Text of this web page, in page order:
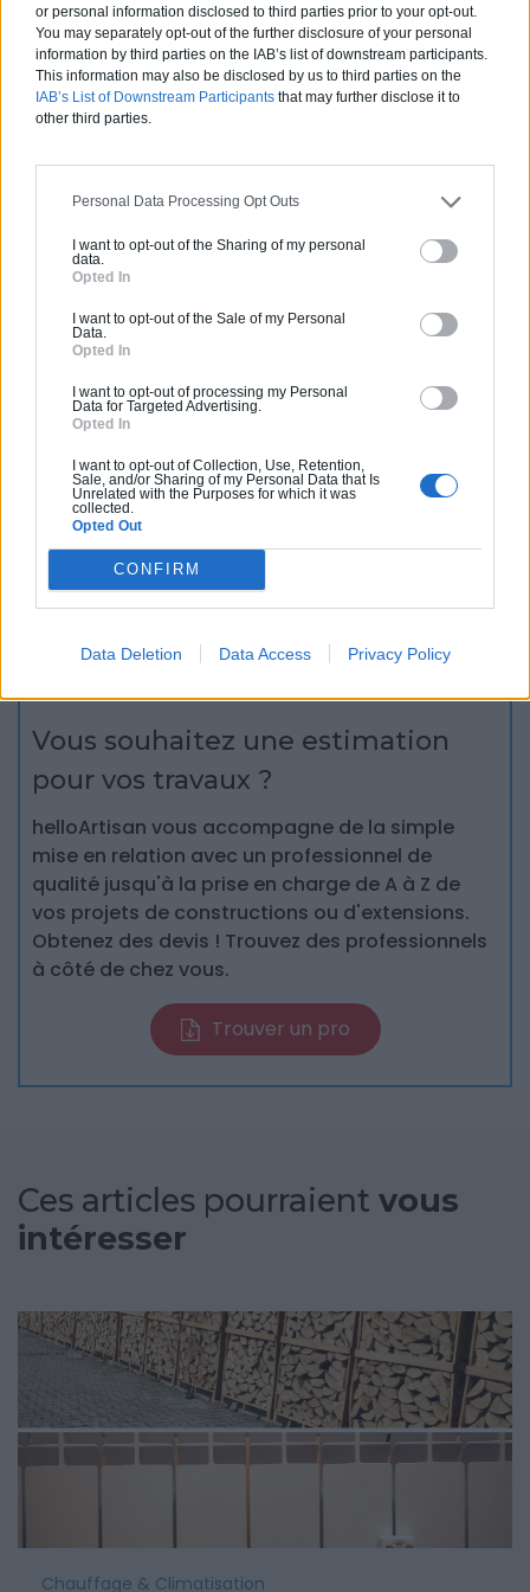
or personal information disclosed to third parties prior to your opt-out.
You may separately opt-out of the further disclosure of your personal
information by third parties on the IAB’s list of downstream participants.
This information may also be disclosed by us to third parties on the
IAB’s List of Downstream Participants that may further disclose it to
other third parties.
Personal Data Processing Opt Outs
I want to opt-out of the Sharing of my personal
data.
Opted In
I want to opt-out of the Sale of my Personal
Data.
Opted In
I want to opt-out of processing my Personal
Data for Targeted Advertising.
Opted In
I want to opt-out of Collection, Use, Retention,
Sale, and/or Sharing of my Personal Data that Is
Unrelated with the Purposes for which it was
collected.
Opted Out
CONFIRM
Data Deletion Data Access Privacy Policy
travaillent sur une nouvelle génération de planchers
chauffants à mode réactif qui pourraient assez bien
solutionner ces types de problèmes !
faire des économies d’énergie et réduire son impact
chauffage dans le cadre d’une construction plutôt que lors
d’une rénovation. Dans tous les cas, faites vous conseiller
bien fondé de ce type d’installation en fonction du choix
de l’énergie, de la surface à chauffer, de votre projet
Partagez cet article
Vous souhaitez une estimation
pour vos travaux ?
helloArtisan vous accompagne de la simple
mise en relation avec un professionnel de
qualité jusqu'à la prise en charge de A à Z de
vos projets de constructions ou d'extensions.
Obtenez des devis ! Trouvez des professionnels
à côté de chez vous.
Trouver un pro
Ces articles pourraient vous
intéresser
Chauffage & Climatisation